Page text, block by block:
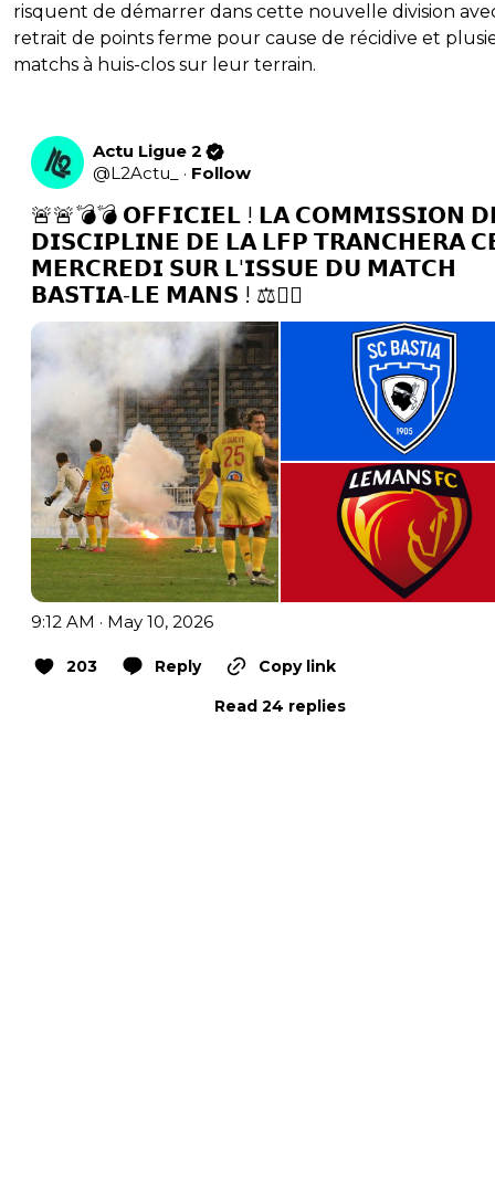
risquent de démarrer dans cette nouvelle division
retrait de points ferme pour cause de récidive et
matchs à huis-clos sur leur terrain.
Actu Ligue 2
@L2Actu_ · Follow
🚨🚨💣💣 𝗢𝗙𝗙𝗜𝗖𝗜𝗘𝗟 ! 𝗟𝗔 𝗖𝗢𝗠𝗠𝗜𝗦𝗦𝗜𝗢𝗡
𝗗𝗜𝗦𝗖𝗜𝗣𝗟𝗜𝗡𝗘 𝗗𝗘 𝗟𝗔 𝗟𝗙𝗣 𝗧𝗥𝗔𝗡𝗖𝗛𝗘𝗥𝗔
𝗠𝗘𝗥𝗖𝗥𝗘𝗗𝗜 𝗦𝗨𝗥 𝗟'𝗜𝗦𝗦𝗨𝗘 𝗗𝗨 𝗠𝗔𝗧𝗖𝗛
𝗕𝗔𝗦𝗧𝗜𝗔-𝗟𝗘 𝗠𝗔𝗡𝗦 ! ⚖️👨‍⚖️
9:12 AM · May 10, 2026
203 Reply
Copy link
Read 24 replies